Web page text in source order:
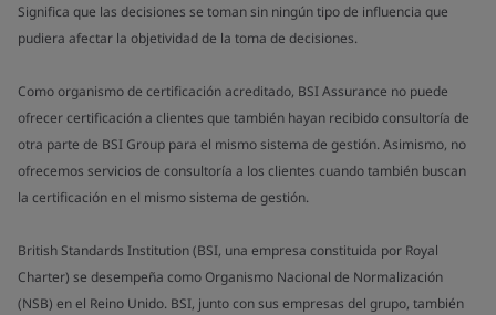
Significa que las decisiones se toman sin ningún tipo de influencia que
pudiera afectar la objetividad de la toma de decisiones.
Como organismo de certificación acreditado, BSI Assurance no puede
ofrecer certificación a clientes que también hayan recibido consultoría de
otra parte de BSI Group para el mismo sistema de gestión. Asimismo, no
ofrecemos servicios de consultoría a los clientes cuando también buscan
la certificación en el mismo sistema de gestión.
British Standards Institution (BSI, una empresa constituida por Royal
Charter) se desempeña como Organismo Nacional de Normalización
(NSB) en el Reino Unido. BSI, junto con sus empresas del grupo, también